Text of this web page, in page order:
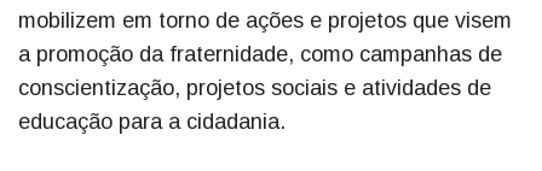
mobilizem em torno de ações e projetos que visem
a promoção da fraternidade, como campanhas de
conscientização, projetos sociais e atividades de
educação para a cidadania.